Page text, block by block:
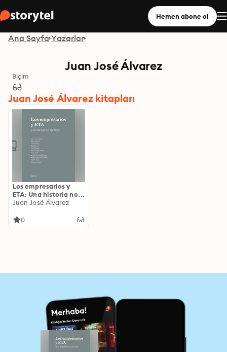
Hemen abone ol
Ana Sayfa Yazarlar
Juan José Álvarez
Biçim
Juan José Álvarez kitapları
Los empresarios y
ETA: Una historia no
contada
Juan José Álvarez
0